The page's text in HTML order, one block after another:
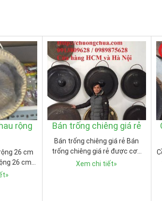
rộng
26 cm
26 cm…
»
Bán trống chiêng giá rẻ
Bán trống chiêng giá rẻ Bán
trống chiêng giá rẻ được cơ…
Xem chi tiết»